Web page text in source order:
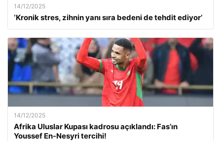
14/12/2025
‘Kronik stres, zihnin yanı sıra bedeni de tehdit ediyor’
14/12/2025
Afrika Uluslar Kupası kadrosu açıklandı: Fas’ın
Youssef En-Nesyri tercihi!